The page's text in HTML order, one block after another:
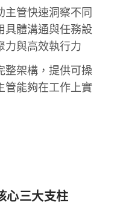
主管快速洞察不同
具體溝通與任務設
力與高效執行力
整架構，提供可操
管能夠在工作上實
心三大支柱